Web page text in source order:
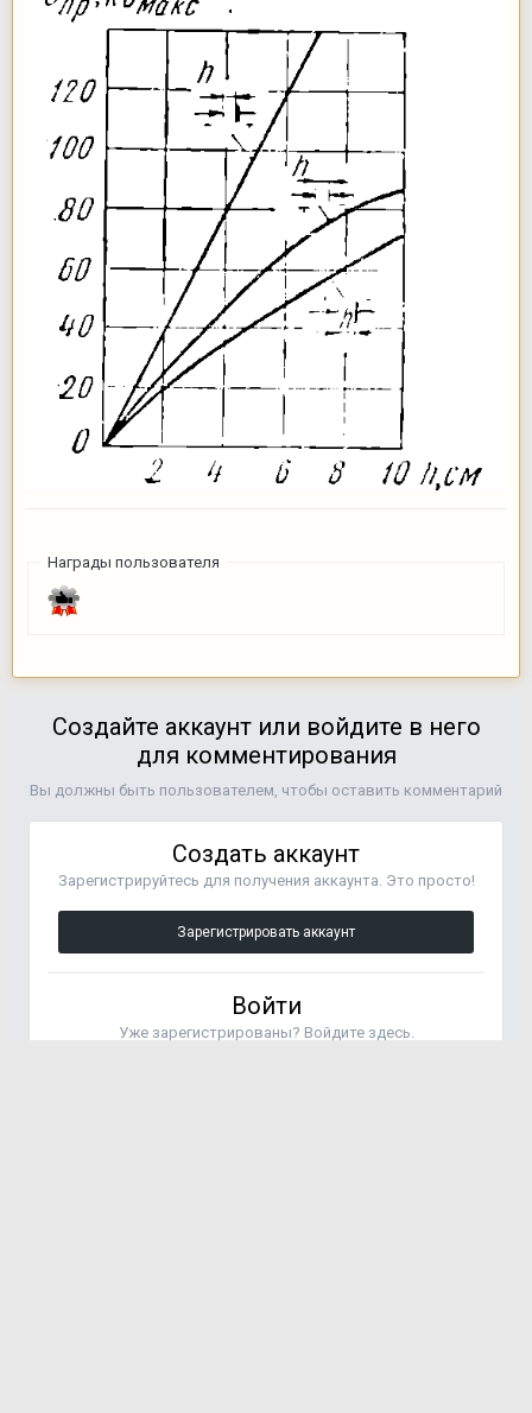
Награды пользователя
Создайте аккаунт или войдите в него
для комментирования
Вы должны быть пользователем, чтобы оставить комментарий
Создать аккаунт
Зарегистрируйтесь для получения аккаунта. Это просто!
Зарегистрировать аккаунт
Войти
Уже зарегистрированы? Войдите здесь.